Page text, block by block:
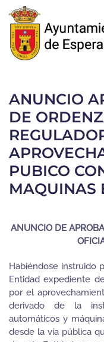
Skip to main
ANUNCIO
DE
PUBICO
MAQUINAS
ANUNCIO DE
Habiéndose instruido
Entidad expediente
por el
derivado de la
automáticos y
desde la vía pública